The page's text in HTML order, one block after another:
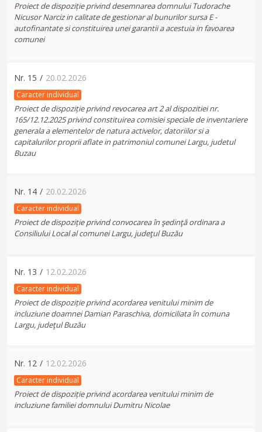
Proiect de dispoziție privind desemnarea domnului Tudorache
Nicusor Narciz in calitate de gestionar al bunurilor sursa E -
autofinantate si constituirea unei garantii a acestuia in favoarea
comunei
Nr. 15 / 20.02.2026
Caracter individual
Proiect de dispoziție privind revocarea art 2 al dispozitiei nr.
165/12.12.2025 privind constituirea comisiei speciale de inventariere
generala a elementelor de natura activelor, datoriilor si a
capitalurilor proprii aflate in patrimoniul comunei Largu, judetul
Buzau
Nr. 14 / 20.02.2026
Caracter individual
Proiect de dispoziție privind convocarea în şedinţă ordinara a
Consiliului Local al comunei Largu, judeţul Buzău
Nr. 13 / 12.02.2026
Caracter individual
Proiect de dispoziție privind acordarea venitului minim de
incluziune doamnei Damian Paraschiva, domiciliata în comuna
Largu, judeţul Buzău
Nr. 12 / 12.02.2026
Caracter individual
Proiect de dispoziție privind acordarea venitului minim de
incluziune familiei domnului Dumitru Nicolae